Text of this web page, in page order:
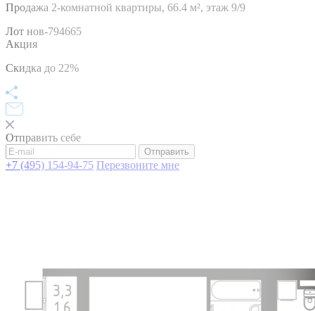
Продажа 2-комнатной квартиры, 66.4 м², этаж 9/9
Лот нов-794665
Акция
Скидка до 22%
Отправить себе
Отправить
+7 (495) 154-94-75 Перезвоните мне